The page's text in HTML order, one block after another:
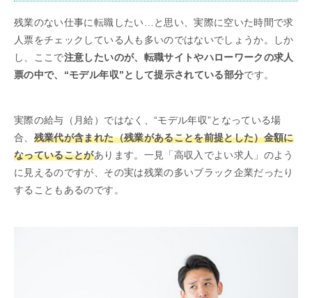
残業のない仕事に転職したい…と思い、実際に空いた時間で求
人票をチェックしている人も多いのではないでしょうか。しか
し、ここで注意したいのが、転職サイトやハローワークの求人
票の中で、“モデル年収”として提示されている部分です。
実際の給与（月給）ではなく、“モデル年収”となっている場
合、 残業代が含まれた（残業があることを前提とした）金額に
なっていることがあります。一見「高収入でよい求人」のよう
に見えるのですが、その実は残業の多いブラック企業だったり
することもあるのです。